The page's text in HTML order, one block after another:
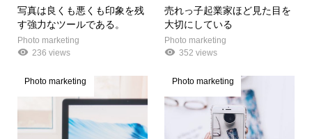
写真は良くも悪くも印象を残
す強力なツールである。
Photo marketing
236 views
売れっ子起業家ほど見た目を
大切にしている
Photo marketing
352 views
Photo marketing Photo marketing